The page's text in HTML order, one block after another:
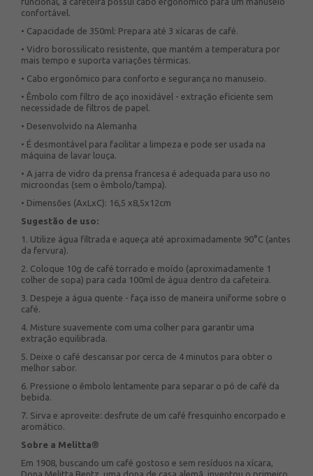
confortável.
• Capacidade de 350ml: Prepara até 3 xícaras de café.
• Vidro borossilicato resistente, que mantém a temperatura por
mais tempo e suporta variações térmicas.
• Cabo ergonômico para conforto e segurança no manuseio.
• Êmbolo com filtro de aço inoxidável - extração eficiente sem
necessidade de filtros de papel.
• Desenvolvido na Alemanha
• É desmontável para facilitar a limpeza e pode ser usada na
máquina de lavar louça.
• A jarra de vidro da prensa francesa é adequada para uso no
microondas (sem o êmbolo/tampa).
• Dimensões (AxLxC): 16,5 x8,5x12cm
Sugestão de uso:
1. Utilize água filtrada e aqueça até aproximadamente 90°C (antes
da fervura).
2. Coloque 10g de café torrado e moído (aproximadamente 1
colher de sopa) para cada 100ml de água dentro da cafeteira.
3. Despeje a água quente - faça isso de maneira uniforme sobre o
café.
4. Misture suavemente com uma colher para garantir uma
extração equilibrada.
5. Deixe o café descansar por cerca de 4 minutos para obter o
melhor sabor.
6. Pressione o êmbolo lentamente para separar o pó de café da
bebida.
7. Sirva e aproveite: desfrute de um café fresquinho encorpado e
aromático.
Sobre a Melitta®
Em 1908, buscando um café gostoso e sem resíduos na xícara,
Dona Melitta Bentz, uma dona de casa alemã, inventou o primeiro